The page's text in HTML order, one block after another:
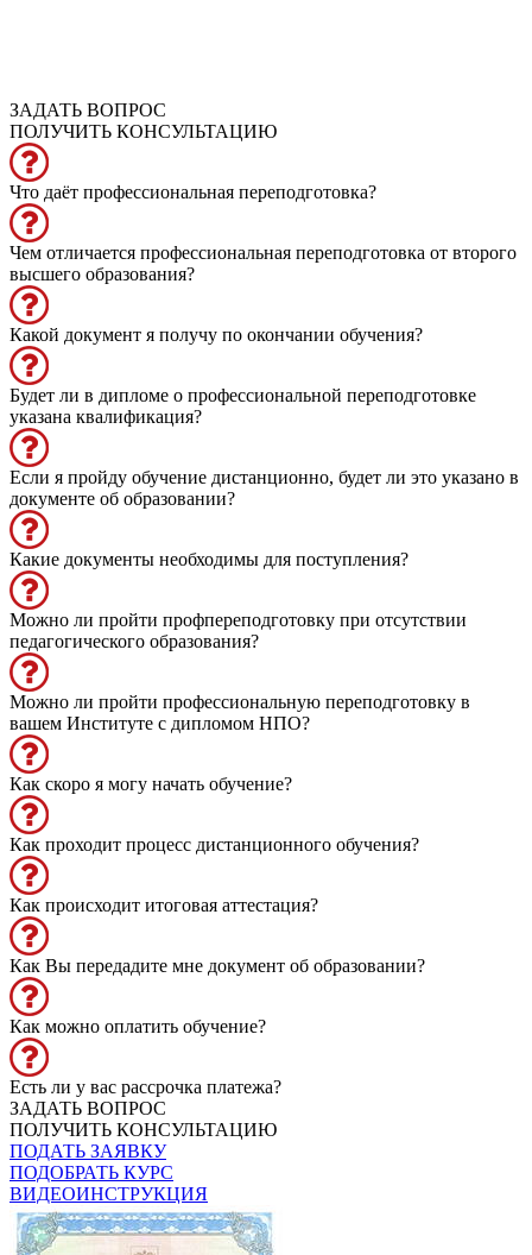
ЗАДАТЬ ВОПРОС
ПОЛУЧИТЬ КОНСУЛЬТАЦИЮ
Что даёт профессиональная переподготовка?
Чем отличается профессиональная переподготовка от второго
высшего образования?
Какой документ я получу по окончании обучения?
Будет ли в дипломе о профессиональной переподготовке
указана квалификация?
Если я пройду обучение дистанционно, будет ли это указано в
документе об образовании?
Какие документы необходимы для поступления?
Можно ли пройти профпереподготовку при отсутствии
педагогического образования?
Можно ли пройти профессиональную переподготовку в
вашем Институте с дипломом НПО?
Как скоро я могу начать обучение?
Как проходит процесс дистанционного обучения?
Как происходит итоговая аттестация?
Как Вы передадите мне документ об образовании?
Как можно оплатить обучение?
Есть ли у вас рассрочка платежа?
ЗАДАТЬ ВОПРОС
ПОЛУЧИТЬ КОНСУЛЬТАЦИЮ
ПОДАТЬ ЗАЯВКУ
ПОДОБРАТЬ КУРС
ВИДЕОИНСТРУКЦИЯ